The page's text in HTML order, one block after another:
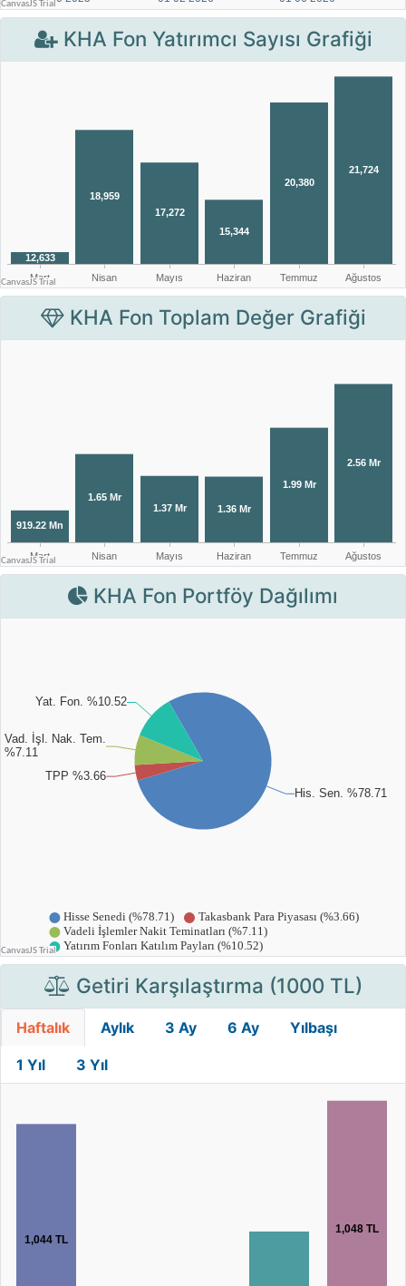
KHA Fon Yatırımcı Sayısı Grafiği
KHA Fon Toplam Değer Grafiği
KHA Fon Portföy Dağılımı
Getiri Karşılaştırma (1000 TL)
Haftalık Aylık 3 Ay 6 Ay Yılbaşı
1 Yıl 3 Yıl